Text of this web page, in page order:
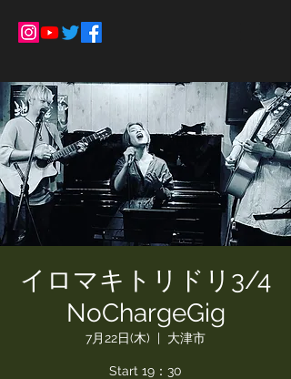
イロマキトリドリ3/4
NoChargeGig
7月22日(木)
  |
大津市
Start 19：30